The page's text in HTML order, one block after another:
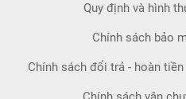
Quy định và hình
Chính sách bảo
Chính sách đổi trả - hoàn tiền